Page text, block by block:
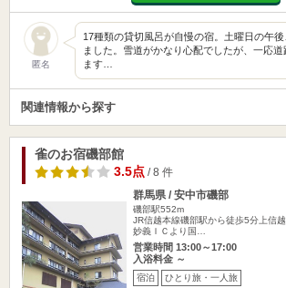
匿名
17種類の貸切風呂が自慢の宿。土曜日の午
ました。雪道がかなり心配でしたが、一応
ます…
関連情報から探す
雀のお宿磯部館
3.5点/ 8 件
群馬県 / 安中市磯部
磯部駅552m
JR信越本線磯部駅から徒歩5分上信
妙義ＩＣより国…
営業時間 13:00～17:00
入浴料金 ～
宿泊 ひとり旅・一人旅